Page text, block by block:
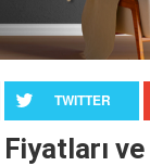
TWITTER
Fiyatları